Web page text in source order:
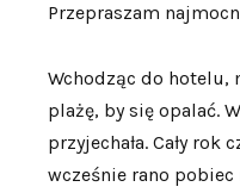
Przepraszam
Wchodząc do hotelu,
plażę, by się opalać.
przyjechała. Cały rok
wcześnie rano pobiec